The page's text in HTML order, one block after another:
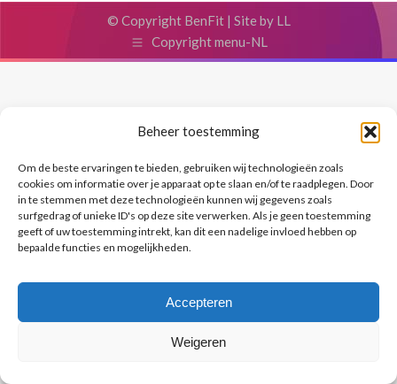
Beheer toestemming
Om de beste ervaringen te bieden, gebruiken wij technologieën zoals
cookies om informatie over je apparaat op te slaan en/of te raadplegen. Door
in te stemmen met deze technologieën kunnen wij gegevens zoals
surfgedrag of unieke ID's op deze site verwerken. Als je geen toestemming
geeft of uw toestemming intrekt, kan dit een nadelige invloed hebben op
bepaalde functies en mogelijkheden.
Accepteren
Weigeren
© Copyright BenFit | Site by LL
Copyright menu-NL